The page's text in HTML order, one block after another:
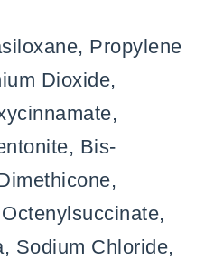
Propylene
Dioxide,
Bis-
Sodium Chloride,